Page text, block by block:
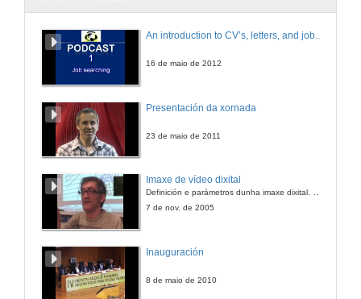
An introduction to CV’s, letters, and job searching
16 de maio de 2012
Presentación da xornada
23 de maio de 2011
Imaxe de vídeo dixital
7 de nov. de 2005
Inauguración
8 de maio de 2010